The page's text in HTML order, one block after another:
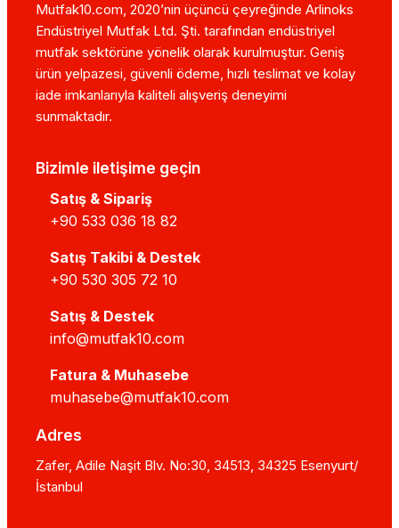
Mutfak10.com, 2020’nin üçüncü çeyreğinde Arlinoks
Endüstriyel Mutfak Ltd. Şti. tarafından endüstriyel
mutfak sektörüne yönelik olarak kurulmuştur. Geniş
ürün yelpazesi, güvenli ödeme, hızlı teslimat ve kolay
iade imkanlarıyla kaliteli alışveriş deneyimi
sunmaktadır.
Bizimle iletişime geçin
Satış & Sipariş
+90 533 036 18 82
Satış Takibi & Destek
+90 530 305 72 10
Satış & Destek
info@mutfak10.com
Fatura & Muhasebe
muhasebe@mutfak10.com
Adres
Zafer, Adile Naşit Blv. No:30, 34513, 34325 Esenyurt/
İstanbul